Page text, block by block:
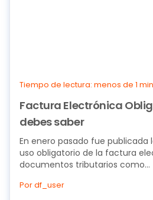
Tiempo de lectura: menos de 1
Factura Electrónica
debes saber
En enero pasado fue publicada
uso obligatorio de la factura
documentos tributarios como...
Por df_user